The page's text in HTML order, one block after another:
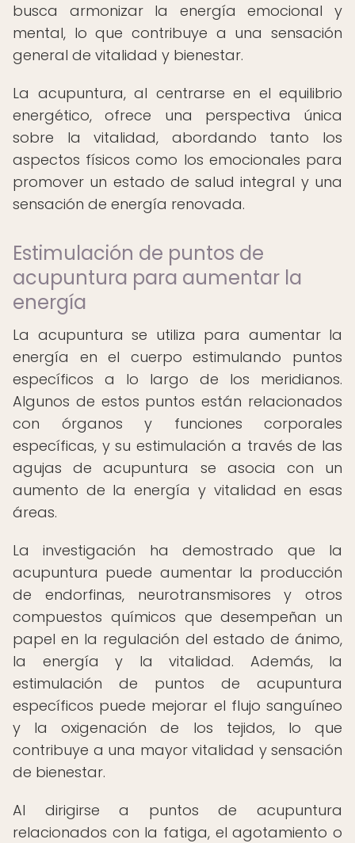
busca armonizar la energía emocional y
mental, lo que contribuye a una sensación
general de vitalidad y bienestar.
La acupuntura, al centrarse en el equilibrio
energético, ofrece una perspectiva única
sobre la vitalidad, abordando tanto los
aspectos físicos como los emocionales para
promover un estado de salud integral y una
sensación de energía renovada.
Estimulación de puntos de
acupuntura para aumentar la
energía
La acupuntura se utiliza para aumentar la
energía en el cuerpo estimulando puntos
específicos a lo largo de los meridianos.
Algunos de estos puntos están relacionados
con órganos y funciones corporales
específicas, y su estimulación a través de las
agujas de acupuntura se asocia con un
aumento de la energía y vitalidad en esas
áreas.
La investigación ha demostrado que la
acupuntura puede aumentar la producción
de endorfinas, neurotransmisores y otros
compuestos químicos que desempeñan un
papel en la regulación del estado de ánimo,
la energía y la vitalidad. Además, la
estimulación de puntos de acupuntura
específicos puede mejorar el flujo sanguíneo
y la oxigenación de los tejidos, lo que
contribuye a una mayor vitalidad y sensación
de bienestar.
Al dirigirse a puntos de acupuntura
relacionados con la fatiga, el agotamiento o